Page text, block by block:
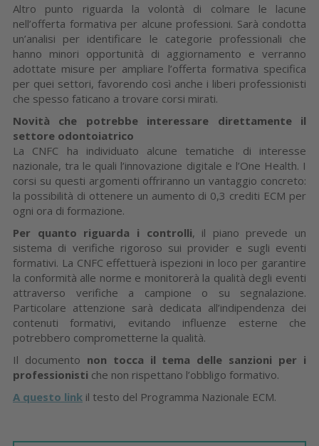
Altro punto riguarda la volontà di colmare le lacune
nell’offerta formativa per alcune professioni. Sarà condotta
un’analisi per identificare le categorie professionali che
hanno minori opportunità di aggiornamento e verranno
adottate misure per ampliare l’offerta formativa specifica
per quei settori, favorendo così anche i liberi professionisti
che spesso faticano a trovare corsi mirati.
Novità che potrebbe interessare direttamente il
settore odontoiatrico
La CNFC ha individuato alcune tematiche di interesse
nazionale, tra le quali l’innovazione digitale e l’One Health. I
corsi su questi argomenti offriranno un vantaggio concreto:
la possibilità di ottenere un aumento di 0,3 crediti ECM per
ogni ora di formazione.
Per quanto riguarda i controlli, il piano prevede un
sistema di verifiche rigoroso sui provider e sugli eventi
formativi. La CNFC effettuerà ispezioni in loco per garantire
la conformità alle norme e monitorerà la qualità degli eventi
attraverso verifiche a campione o su segnalazione.
Particolare attenzione sarà dedicata all’indipendenza dei
contenuti formativi, evitando influenze esterne che
potrebbero comprometterne la qualità.
Il documento non tocca il tema delle sanzioni per i
professionisti che non rispettano l’obbligo formativo.
A questo link il testo del Programma Nazionale ECM.